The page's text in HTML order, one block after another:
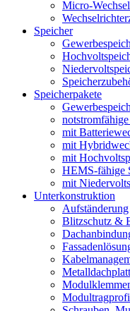
Micro-
Speicher
Speicherpakete
mit
mit
mit
HEMS-fähige
mit
Unterkonstruktion
Aufständerung
Blitzschutz &